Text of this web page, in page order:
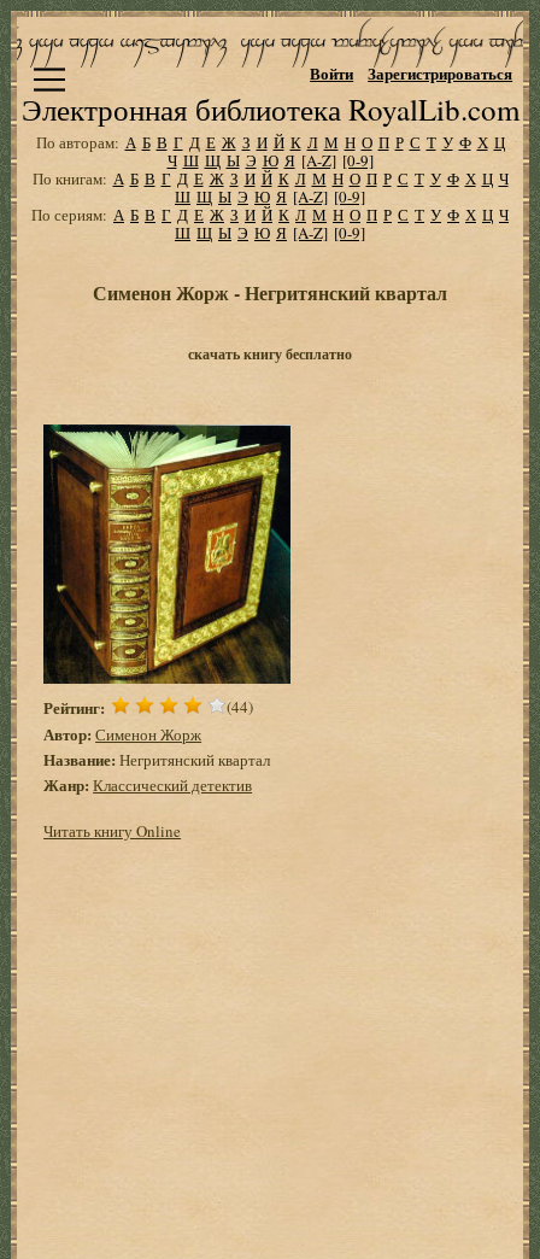
Электронная библиотека RoyalLib.com
Войти Зарегистрироваться
По авторам: А Б В Г Д Е Ж З И Й К Л М Н О П Р С Т У Ф Х Ц
Ч Ш Щ Ы Э Ю Я [A-Z] [0-9]
По книгам: А Б В Г Д Е Ж З И Й К Л М Н О П Р С Т У Ф Х Ц Ч
Ш Щ Ы Э Ю Я [A-Z] [0-9]
По сериям: А Б В Г Д Е Ж З И Й К Л М Н О П Р С Т У Ф Х Ц Ч
Ш Щ Ы Э Ю Я [A-Z] [0-9]
Сименон Жорж - Негритянский квартал
скачать книгу бесплатно
Рейтинг: (44)
Автор: Сименон Жорж
Название: Негритянский квартал
Жанр: Классический детектив
Читать книгу Online